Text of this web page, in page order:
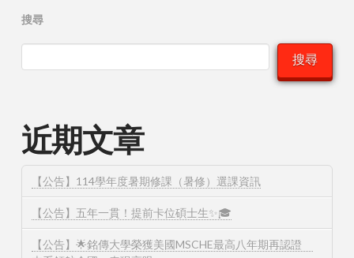
搜尋
搜尋
近期文章
【公告】114學年度暑期修課（暑修）選課資訊
【公告】五年一貫！提前卡位碩士生✨🎓
【公告】🌟銘傳大學榮獲美國MSCHE最高八年期再認證